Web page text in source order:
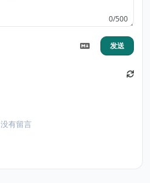
0/500
发送
没有留言